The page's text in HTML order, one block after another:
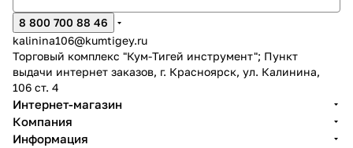
8 800 700 88 46
kalinina106@kumtigey.ru
Торговый комплекс "Кум-Тигей инструмент"; Пункт
выдачи интернет заказов, г. Красноярск, ул. Калинина,
106 ст. 4
Интернет-магазин
Компания
Информация